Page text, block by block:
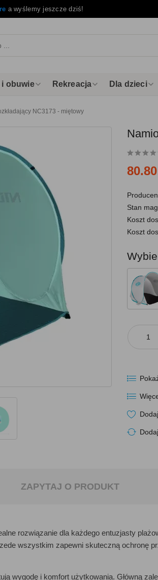
a wyślemy jeszcze dziś!
i obuwie Rekreacja Dla dzieci
NC3173 - miętowy
80.80
Stan
Koszt
Koszt
ZAPYTAJ O PRODUKT
rozwiązanie dla każdego entuzjasty
wszystkim zapewni skuteczną ochronę
wygodę i komfort użytkowania. Główną